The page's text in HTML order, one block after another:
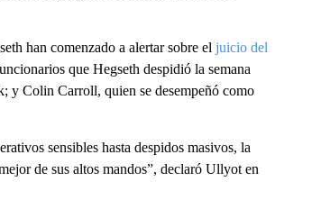
han comenzado a alertar sobre el juicio del
que Hegseth despidió la semana
y Colin Carroll, quien se desempeñó como
sensibles hasta despidos masivos, la
de sus altos mandos”, declaró Ullyot en